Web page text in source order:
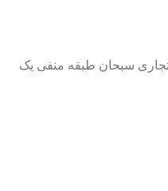
سبحان طبقه منفی یک